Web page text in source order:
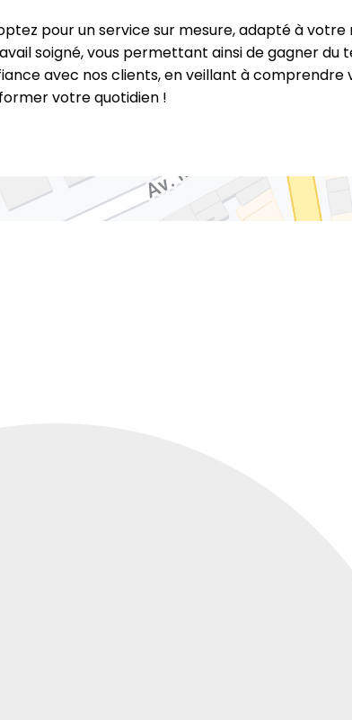
pour un service sur mesure, adapté à
soigné, vous permettant ainsi de gagner
avec nos clients, en veillant à
votre quotidien !